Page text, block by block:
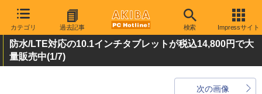
カテゴリ 過去記事 検索 Impressサイト
防水/LTE対応の10.1インチタブレットが税込14,800円で大
量販売中(1/7)
次の画像